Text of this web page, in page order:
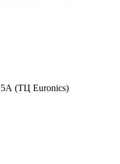
(ТЦ Euronics)